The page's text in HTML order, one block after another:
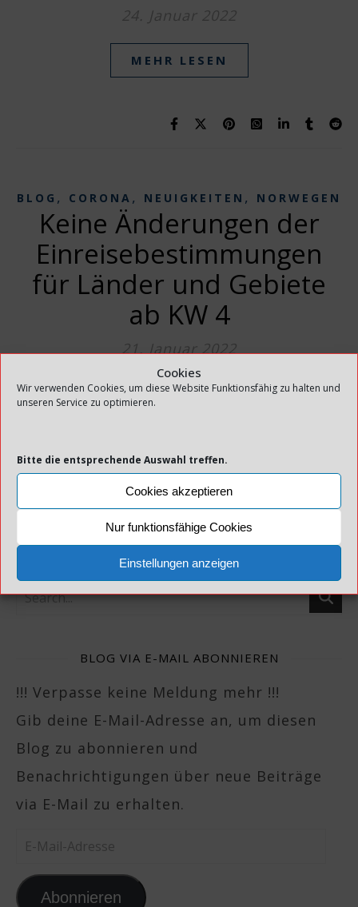
Cookies
Wir verwenden Cookies, um diese Website Funktionsfähig zu halten und
unseren Service zu optimieren.
Bitte die entsprechende Auswahl treffen.
Cookies akzeptieren
Nur funktionsfähige Cookies
Einstellungen anzeigen
24. Januar 2022
MEHR LESEN
BLOG , CORONA , NEUIGKEITEN , NORWEGEN
Keine Änderungen der
Einreisebestimmungen
für Länder und Gebiete
ab KW 4
21. Januar 2022
MEHR LESEN
1 2 3
BLOG VIA E-MAIL ABONNIEREN
!!! Verpasse keine Meldung mehr !!!
Gib deine E-Mail-Adresse an, um diesen
Blog zu abonnieren und
Benachrichtigungen über neue Beiträge
via E-Mail zu erhalten.
E-Mail-Adresse
Abonnieren